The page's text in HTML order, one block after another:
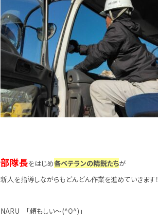
部隊長をはじめ各ベテランの精鋭たちが
新人を指導しながらもどんどん作業を進めていきます！
NARU 「頼もしい～(^O^)」